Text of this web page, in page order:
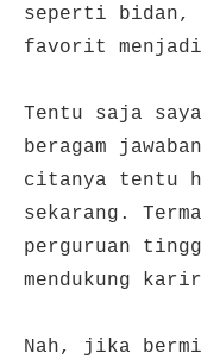
seperti bidan,
favorit
Tentu saja
beragam
citanya tentu
sekarang.
perguruan
mendukung
Nah, jika